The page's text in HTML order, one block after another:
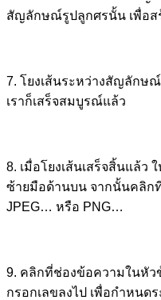
สัญลักษณ์รูปลูกศรนั้น เพื่อส
7. โยงเส้นระหว่างสัญลักษ
เราก็เสร็จสมบูรณ์แล้ว
8. เมื่อโยงเส้นเสร็จสิ้นแล้ว
ซ้ายมือด้านบน จากนั้นคลิก
JPEG… หรือ PNG…
9. คลิกที่ช่องข้อความในหัว
กรอกเลขลงไป เพื่อกำหนด